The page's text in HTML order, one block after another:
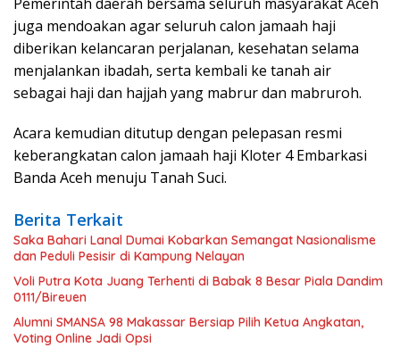
juga mendoakan agar seluruh calon jamaah haji
diberikan kelancaran perjalanan, kesehatan selama
menjalankan ibadah, serta kembali ke tanah air
sebagai haji dan hajjah yang mabrur dan mabruroh.
Acara kemudian ditutup dengan pelepasan resmi
keberangkatan calon jamaah haji Kloter 4 Embarkasi
Banda Aceh menuju Tanah Suci.
Berita Terkait
Saka Bahari Lanal Dumai Kobarkan Semangat Nasionalisme
dan Peduli Pesisir di Kampung Nelayan
Voli Putra Kota Juang Terhenti di Babak 8 Besar Piala Dandim
0111/Bireuen
Alumni SMANSA 98 Makassar Bersiap Pilih Ketua Angkatan,
Voting Online Jadi Opsi